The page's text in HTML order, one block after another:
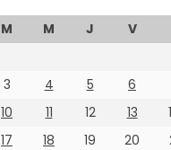
M M J V
3 4 5 6
10 11 12 13
17 18 19 20